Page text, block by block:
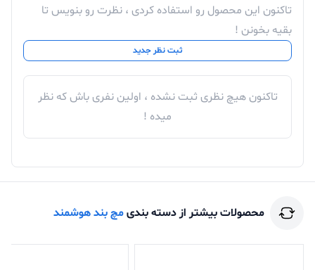
تاکنون این محصول رو استفاده کردی ، نظرت رو بنویس تا
بقیه بخونن !
ثبت نظر جدید
تاکنون هیچ نظری ثبت نشده ، اولین نفری باش که نظر
میده !
محصولات بیشتر از دسته بندیمچ بند هوشمند